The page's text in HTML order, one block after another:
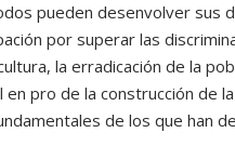
pueden desenvolver sus
por superar las
la erradicación de la
en pro de la construcción de
de los que han